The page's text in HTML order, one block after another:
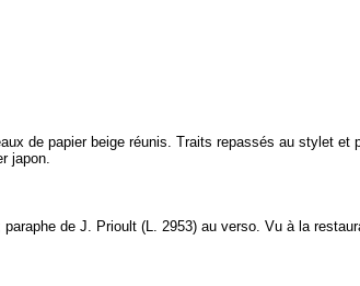
de papier beige réunis. Traits repassés au stylet et
japon.
de J. Prioult (L. 2953) au verso. Vu à la